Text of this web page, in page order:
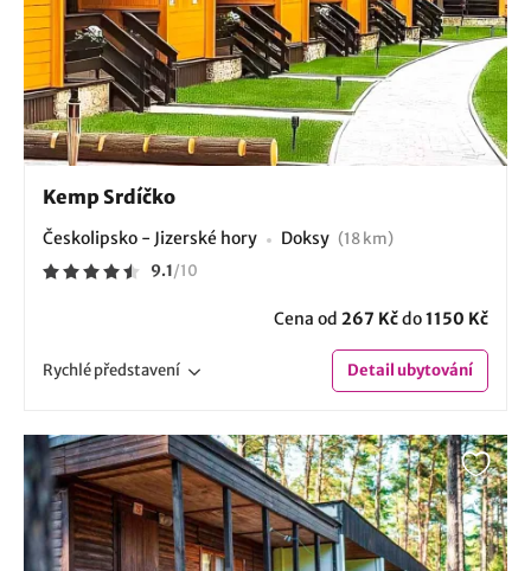
Kemp Srdíčko
Českolipsko - Jizerské hory Doksy (18 km)
9.1/10
Cena od 267 Kčdo1150 Kč
Rychlépředstavení Detailubytování